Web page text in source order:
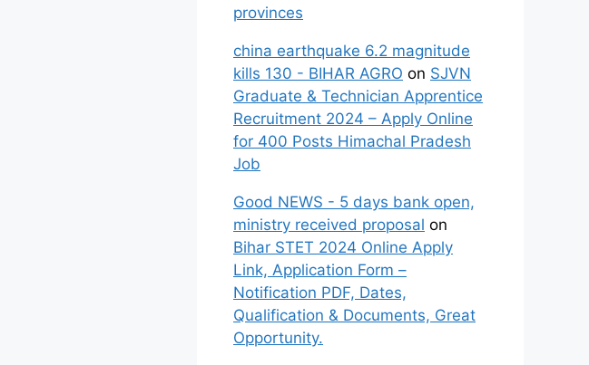
provinces
china earthquake 6.2 magnitude
kills 130 - BIHAR AGRO on SJVN
Graduate & Technician Apprentice
Recruitment 2024 – Apply Online
for 400 Posts Himachal Pradesh
Job
Good NEWS - 5 days bank open,
ministry received proposal on
Bihar STET 2024 Online Apply
Link, Application Form –
Notification PDF, Dates,
Qualification & Documents, Great
Opportunity.